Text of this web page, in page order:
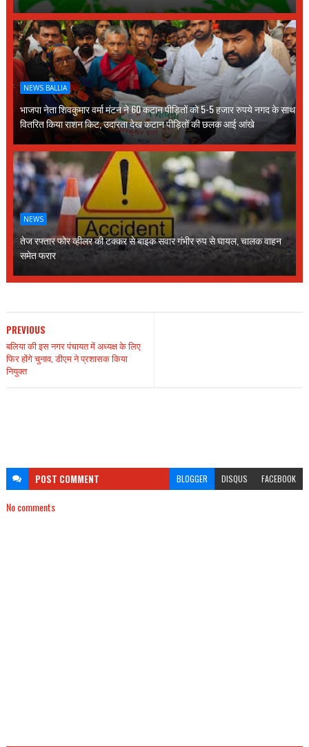
NEWS BALLIA
भाजपा नेता शिवकुमार वर्मा मंटन ने 60 कटान पीड़ितों को 5-5 हजार रुपये नगद के साथ
वितरित किया राशन किट, उदारता देख कटान पीड़ितों की छलक आई आंखे
NEWS
तेज रफ्तार फोर व्हीलर की टक्कर से बाइक सवार गंभीर रुप से घायल, चालक वाहन
समेत फरार
PREVIOUS
बलिया की इस नगर पंचायत में अध्यक्ष के लिए
फिर होंगे चुनाव, डीएम ने प्रशासक किया
नियुक्त
POST COMMENT BLOGGER DISQUS FACEBOOK
No comments